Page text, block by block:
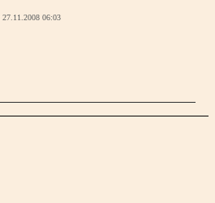
27.11.2008 06:03